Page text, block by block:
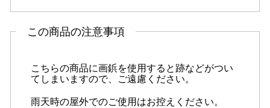
この商品の注意事項
こちらの商品に画鋲を使用すると跡などがつい
てしまいますので、ご遠慮ください。
雨天時の屋外でのご使用はお控えください。